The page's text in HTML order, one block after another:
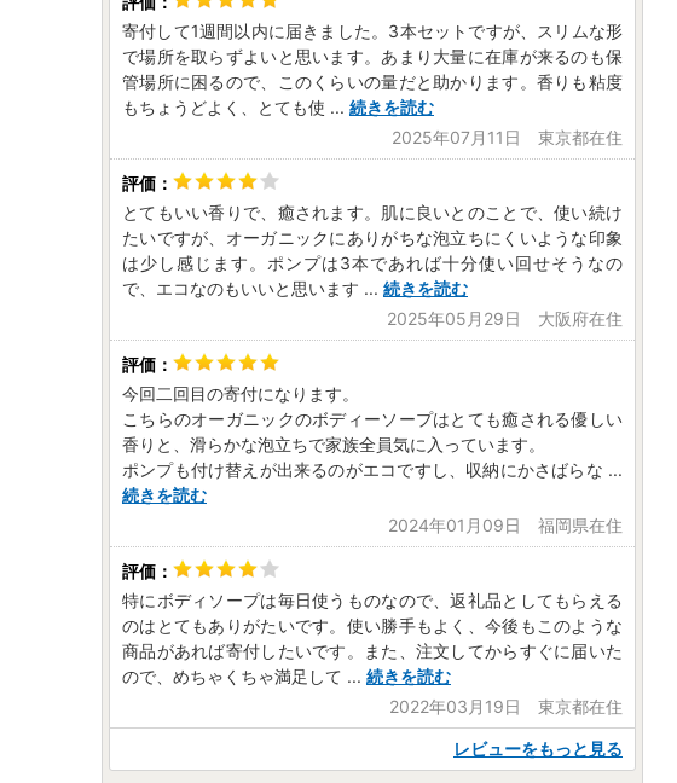
寄付して1週間以内に届きました。3本セットですが、スリムな形
で場所を取らずよいと思います。あまり大量に在庫が来るのも保
管場所に困るので、このくらいの量だと助かります。香りも粘度
もちょうどよく、とても使 ... 続きを読む
2025年07月11日 東京都在住
とてもいい香りで、癒されます。肌に良いとのことで、使い続け
たいですが、オーガニックにありがちな泡立ちにくいような印象
は少し感じます。ポンプは3本であれば十分使い回せそうなの
で、エコなのもいいと思います ... 続きを読む
2025年05月29日 大阪府在住
今回二回目の寄付になります。
こちらのオーガニックのボディーソープはとても癒される優しい
香りと、滑らかな泡立ちで家族全員気に入っています。
ポンプも付け替えが出来るのがエコですし、収納にかさばらな ...
続きを読む
2024年01月09日 福岡県在住
特にボディソープは毎日使うものなので、返礼品としてもらえる
のはとてもありがたいです。使い勝手もよく、今後もこのような
商品があれば寄付したいです。また、注文してからすぐに届いた
ので、めちゃくちゃ満足して ... 続きを読む
2022年03月19日 東京都在住
レビューをもっと見る